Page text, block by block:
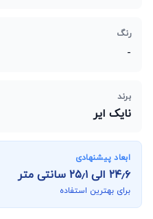
رنگ
-
برند
نایک ایر
ابعاد پیشنهادی
۲۴٫۶ الی۲۵٫۱سانتی متر
برای بهترین استفاده